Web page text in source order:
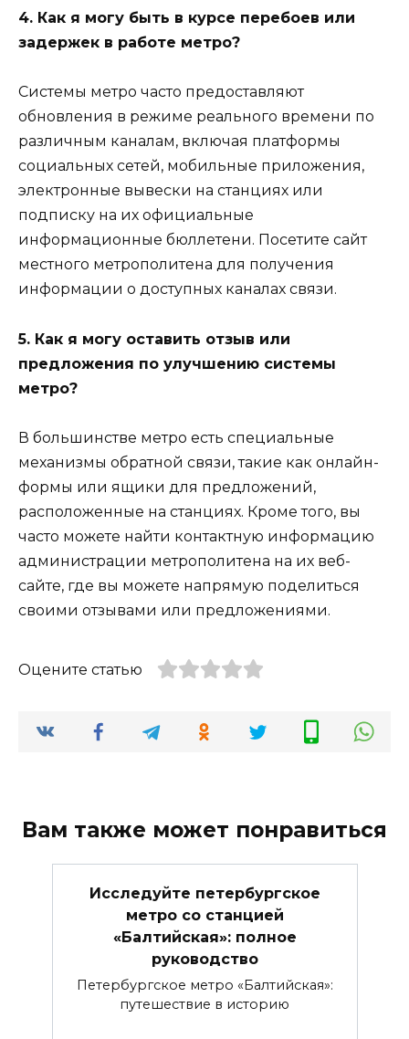
4. Как я могу быть в курсе перебоев или
задержек в работе метро?
Системы метро часто предоставляют
обновления в режиме реального времени по
различным каналам, включая платформы
социальных сетей, мобильные приложения,
электронные вывески на станциях или
подписку на их официальные
информационные бюллетени. Посетите сайт
местного метрополитена для получения
информации о доступных каналах связи.
5. Как я могу оставить отзыв или
предложения по улучшению системы
метро?
В большинстве метро есть специальные
механизмы обратной связи, такие как онлайн-
формы или ящики для предложений,
расположенные на станциях. Кроме того, вы
часто можете найти контактную информацию
администрации метрополитена на их веб-
сайте, где вы можете напрямую поделиться
своими отзывами или предложениями.
Оцените статью
Вам также может понравиться
Исследуйте петербургское
метро со станцией
«Балтийская»: полное
руководство
Петербургское метро «Балтийская»:
путешествие в историю